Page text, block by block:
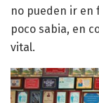
no pueden ir en
poco sabia, en
vital.